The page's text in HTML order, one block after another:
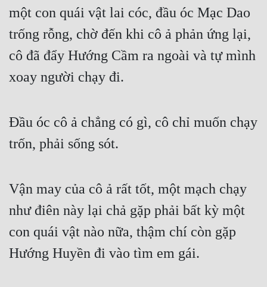
một con quái vật lai cóc, đầu óc Mạc Dao
trống rỗng, chờ đến khi cô ả phản ứng lại,
cô đã đẩy Hướng Cầm ra ngoài và tự mình
xoay người chạy đi.
Đầu óc cô ả chẳng có gì, cô chỉ muốn chạy
trốn, phải sống sót.
Vận may của cô ả rất tốt, một mạch chạy
như điên này lại chả gặp phải bất kỳ một
con quái vật nào nữa, thậm chí còn gặp
Hướng Huyền đi vào tìm em gái.